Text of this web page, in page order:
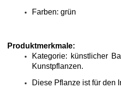
Farben: grün
Produktmerkmale:
Kategorie: künstlicher
Kunstpflanzen.
Diese Pflanze ist für den